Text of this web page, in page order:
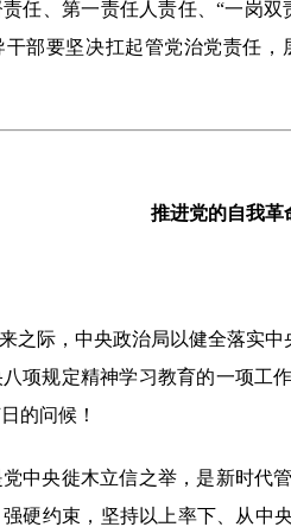
任、第一责任人责任、“一岗
干部要坚决扛起管党治党责任
推进党的自我
际，中央政治局以健全落实中
项规定精神学习教育的一项工
的问候！
央徙木立信之举，是新时代管
硬约束，坚持以上率下、从中